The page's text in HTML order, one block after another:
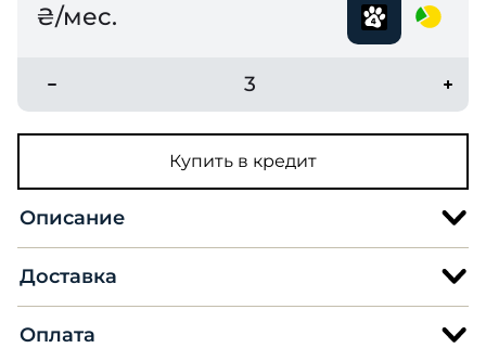
₴/мес.
3
Купить в кредит
Описание
Доставка
Оплата